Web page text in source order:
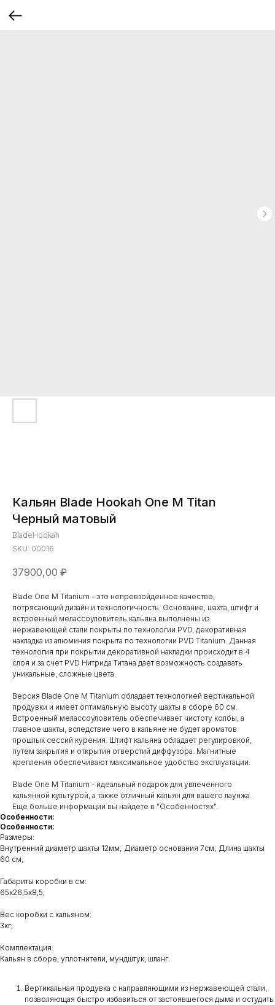
Кальян Blade Hookah One M Titan
Черный матовый
BladeHookah
SKU: 00016
37900,00 ₽
Blade One М Titanium - это непревзойденное качество,
потрясающий дизайн и технологичность. Основание, шахта, штифт и
встроенный мелассоуловитель кальяна выполнены из
нержавеющей стали покрыты по технологии PVD, декоративная
накладка из алюминия покрыта по технологии PVD Titanium. Данная
технология при покрытии декоративной накладки происходит в 4
слоя и за счет PVD Нитрида Титана дает возможность создавать
уникальные, сложные цвета.
Версия Blade One M Titanium обладает технологией вертикальной
продувки и имеет оптимальную высоту шахты в сборе 60 см.
Встроенный мелассоуловитель обеспечивает чистоту колбы, а
главное шахты, вследствие чего в кальяне не будет ароматов
прошлых сессий курения. Штифт кальяна обладает регулировкой,
путем закрытия и открытия отверстий диффузора. Магнитные
крепления обеспечивают максимальное удобство эксплуатации.
Blade One M Titanium - идеальный подарок для увлеченного
кальянной культурой, а также отличный кальян для вашего лаунжа.
Еще больше информации вы найдете в "Особенностях".
Особенности:
Особенности:
Размеры:
Внутренний диаметр шахты 12мм;​ Диаметр основания 7см;​ Длина шахты
60 см;
Габариты коробки в см:
65х26,5х8,5;
Вес коробки с кальяном:
3кг;
Комплектация:
Кальян в сборе, уплотнители, мундштук, шланг.
Вертикальная продувка с направляющими из нержавеющей стали,
позволяющая быстро избавиться от застоявшегося дыма и остудить